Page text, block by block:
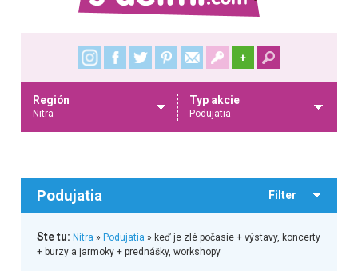
+
Región
Nitra
Typ akcie
Podujatia
Podujatia Filter
Ste tu: Nitra » Podujatia » keď je zlé počasie + výstavy, koncerty
+ burzy a jarmoky + prednášky, workshopy